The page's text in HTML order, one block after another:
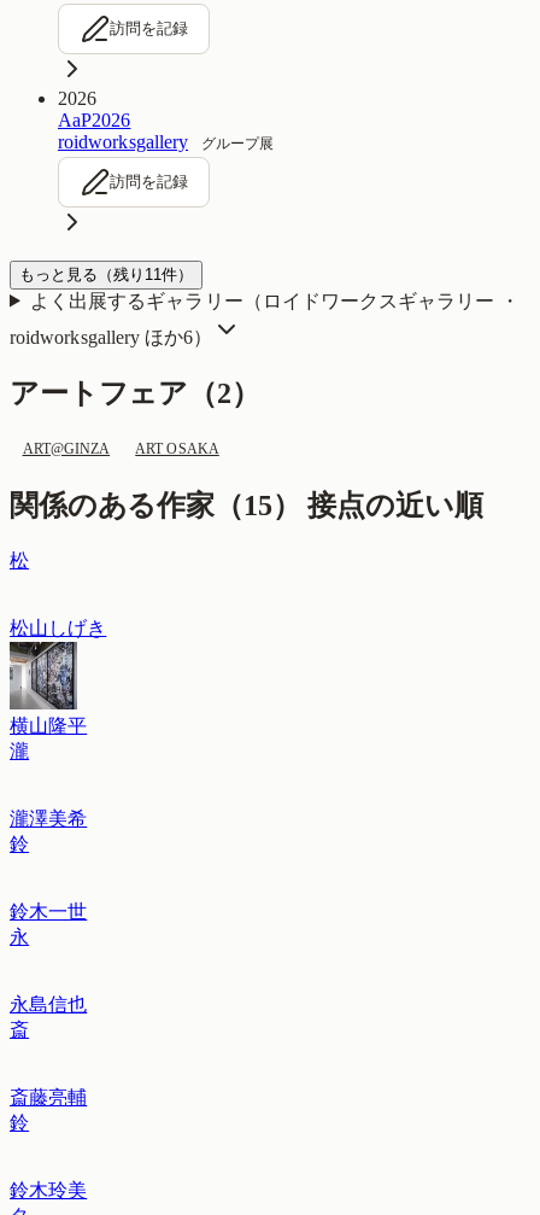
訪問を記録
2026
AaP2026
roidworksgallery
グループ展
訪問を記録
もっと見る （残り 11件）
よく出展するギャラリー（ ロイドワークスギャラリー ・
roidworksgallery ほか6）
アートフェア（2）
ART@GINZA ART OSAKA
関係のある作家（15） 接点の近い順
松
松山しげき
横山隆平
瀧
瀧澤美希
鈴
鈴木一世
永
永島信也
斎
斎藤亮輔
鈴
鈴木玲美